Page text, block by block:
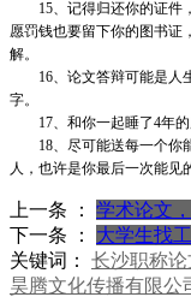
15、记得归还你的证件，
愿罚钱也要留下你的图书
解。
16、论文答辩可能是人生
字。
17、和你一起睡了4年的
18、尽可能送每一个你能
人，也许是你最后一次能见
上一条 ：
学术论文
下一条 ：
大学生找
关键词： 长沙职称论
昊腾文化传播有限公